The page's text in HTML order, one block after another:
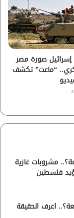
إسرائيل صورة مصر
“ماعت” تكشف
مشروبات غازية
فلسطين
اعرف الحقيقة